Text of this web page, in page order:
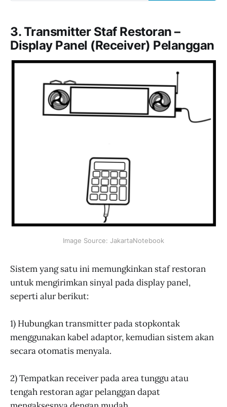
Antrian 10 Pager - TD156 murah,
3. Transmitter Staf Restoran –
Display Panel (Receiver) Pelanggan
Image Source: JakartaNotebook
Sistem yang satu ini memungkinkan staf restoran
untuk mengirimkan sinyal pada display panel,
seperti alur berikut:
1) Hubungkan transmitter pada stopkontak
menggunakan kabel adaptor, kemudian sistem akan
secara otomatis menyala.
2) Tempatkan receiver pada area tunggu atau
tengah restoran agar pelanggan dapat